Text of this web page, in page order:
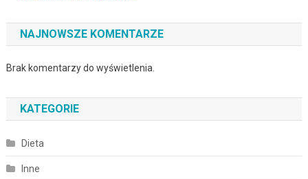
NAJNOWSZE KOMENTARZE
Brak komentarzy do wyświetlenia.
KATEGORIE
Dieta
Inne